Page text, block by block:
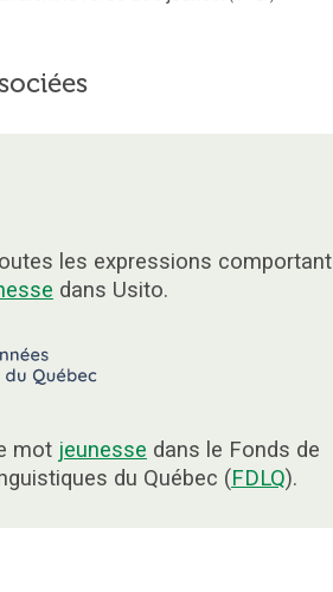
les expressions comportant
dans Usito.
mot jeunesse dans le Fonds de
du Québec (FDLQ).